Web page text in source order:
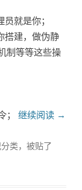
就是你；
搭建，做伪静
制等等这些操
；继续阅读 →
分类，被贴了